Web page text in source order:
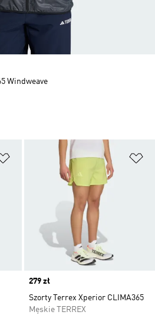
Dodaj do listy życzeń
Price
279 zł
Szorty Terrex Xperior CLIMA365
Męskie TERREX
Windweave